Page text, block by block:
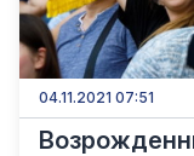
04.11.2021 07:51